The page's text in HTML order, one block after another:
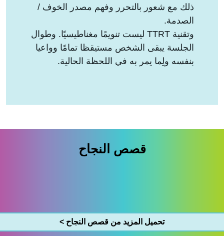
ذلك مع شعور بالتحرر وفهم مصدر الخوف /
الصدمة.
وتقنية TTRT ليست تنويمًا مغناطيسيًا. وطوال
الجلسة يبقى الشخص مستيقظا تمامًا وواعيا
بنفسه ولِما يمر به في اللحظة الحالية.
قصص النجاح
تحميل المزيد من قصص النجاح >